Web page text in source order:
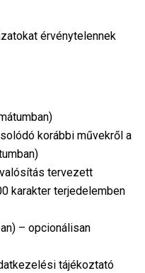
érvénytelennek
korábbi művekről a
tervezett
karakter terjedelemben
– opcionálisan
tájékoztató